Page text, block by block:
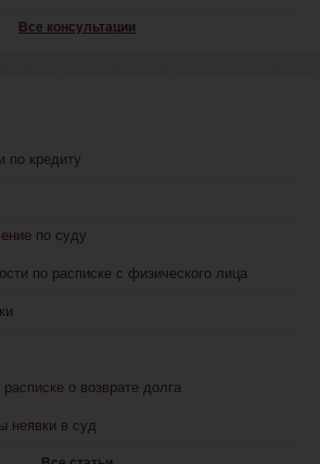
Все консультации
по кредиту
по суду
по расписке с физического лица
о возврате долга
неявки в суд